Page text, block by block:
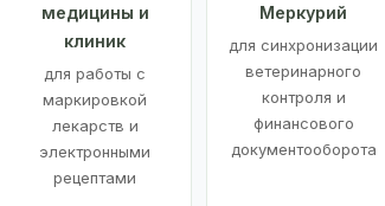
медицины и
клиник
для работы с
маркировкой
лекарств и
электронными
рецептами
Меркурий
для синхронизации
ветеринарного
контроля и
финансового
документооборота